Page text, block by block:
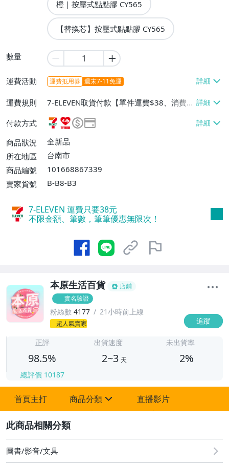
橙｜按壓式點點膠 CY565
【替換芯】按壓式點點膠 CY565
數量
運費活動 運費抵用券 週末7-11免運
運費規則
7-ELEVEN取貨付款【單件運費$38、消費滿
$1500免運費】、萊爾富取貨付款【單件運
費$60、消費滿$1500免運費】、宅配/貨運
【單件運費$60、消費滿$2500免運費】、
離島配送【單件運費$100、消費滿$99999
付款方式
商品狀況
全新品
所在地區
台南市
商品編號
101668867339
賣家貨號
B-B8-B3
7-ELEVEN 運費只要38元
不限金額、筆數，筆筆優惠無限次！
本原生活百貨
店鋪
實名驗證
粉絲數 4177 21小時前上線
超人氣賣家 追蹤
正評
98.5%
總評價 10187
出貨速度
2~3 天
未出貨率
2%
首頁主打 商品分類
電腦相關配件
直播影片
圖書/影音/文具